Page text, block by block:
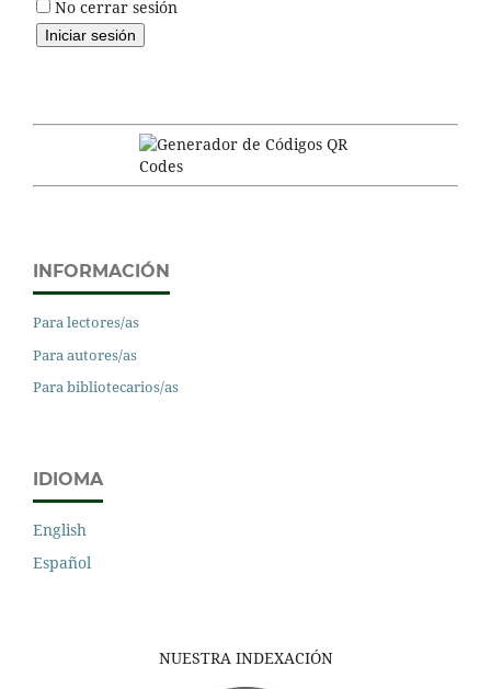
No cerrar sesión
INFORMACIÓN
Para lectores/as
Para autores/as
Para bibliotecarios/as
IDIOMA
English
Español
NUESTRA INDEXACIÓN